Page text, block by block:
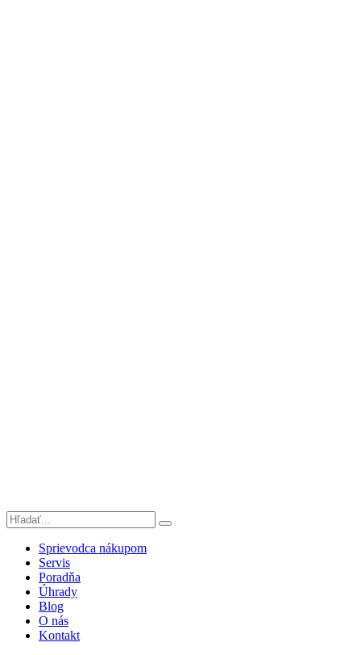
Sprievodca nákupom
Servis
Poradňa
Úhrady
Blog
O nás
Kontakt